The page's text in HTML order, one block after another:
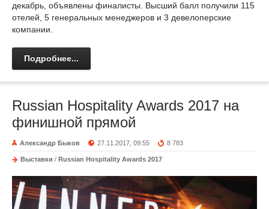
декабрь, объявлены финалисты. Высший балл получили 115
отелей, 5 генеральных менеджеров и 3 девелоперские
компании.
Подробнее...
Russian Hospitality Awards 2017 на
финишной прямой
Александр Быков 27.11.2017, 09:55 8 783
Выставки / Russian Hospitality Awards 2017